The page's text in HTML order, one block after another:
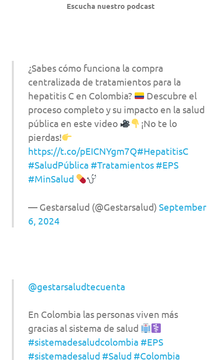
Escucha nuestro podcast
¿Sabes cómo funciona la compra
centralizada de tratamientos para la
hepatitis C en Colombia?
Descubre el
proceso completo y su impacto en la salud
pública en este video
¡No te lo
pierdas!
https://t.co/pEICNYgm7Q#HepatitisC
#SaludPública #Tratamientos #EPS
#MinSalud
— Gestarsalud (@Gestarsalud) September
6, 2024
@gestarsaludtecuenta
En Colombia las personas viven más
gracias al sistema de salud
#sistemadesaludcolombia #EPS
#sistemadesalud #Salud #Colombia